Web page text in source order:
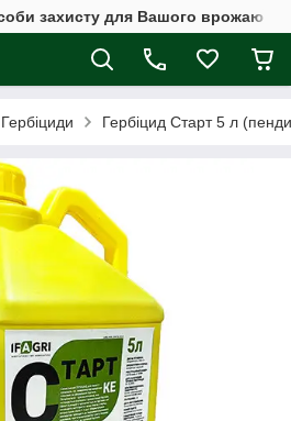
захисту для Вашого врожаю
Гербіциди Гербіцид Старт 5 л